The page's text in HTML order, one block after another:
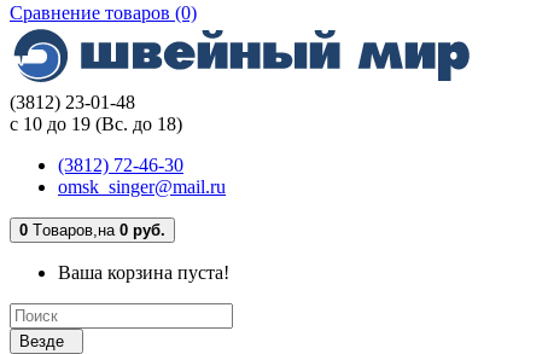
Сравнение товаров (0)
(3812) 23-01-48
с 10 до 19 (Вс. до 18)
(3812) 72-46-30
omsk_singer@mail.ru
0 Tоваров,на 0 руб.
Ваша корзина пуста!
Везде